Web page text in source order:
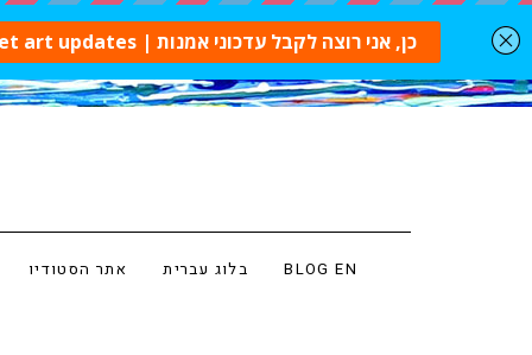
אתר הסטודיו בלוג עברית BLOG EN